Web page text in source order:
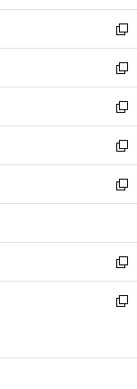
開
く
ウ
で
開
く
ン
ド
ウ
で
開
く
ウ
ィ
ン
ド
ウ
で
開
く
新
し
い
ウ
ィ
ン
ド
ウ
で
開
新
し
い
ウ
ィ
ン
ド
ウ
開
く
新
し
い
ウ
ィ
ン
ウ
で
開
く
新
し
い
ウ
ン
ド
ウ
で
新
し
ウ
ィ
ン
ド
開
新
し
い
ン
新
ウ